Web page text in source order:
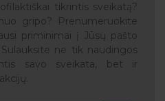
tikrintis sveikatą?
gripo? Prenumeruokite
priminimai į Jūsų pašto
ne tik naudingos
savo sveikata, bet ir